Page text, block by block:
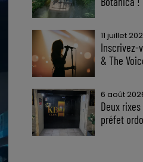
11 juillet
Inscrivez-
& The
6 août
Deux
préfet